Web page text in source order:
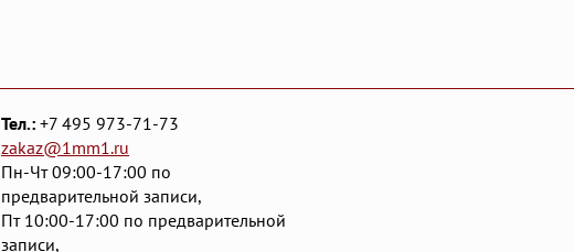
Тел.: +7 495 973-71-73
zakaz@1mm1.ru
Пн-Чт 09:00-17:00 по
предварительной записи,
Пт 10:00-17:00 по предварительной
записи,